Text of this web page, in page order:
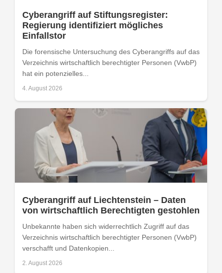
Cyberangriff auf Stiftungsregister:
Regierung identifiziert mögliches
Einfallstor
Die forensische Untersuchung des Cyberangriffs auf das
Verzeichnis wirtschaftlich berechtigter Personen (VwbP)
hat ein potenzielles...
4. August 2026
Cyberangriff auf Liechtenstein – Daten
von wirtschaftlich Berechtigten gestohlen
Unbekannte haben sich widerrechtlich Zugriff auf das
Verzeichnis wirtschaftlich berechtigter Personen (VwbP)
verschafft und Datenkopien...
2. August 2026